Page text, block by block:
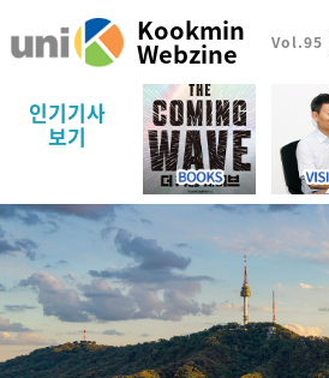
Kookmin
Webzine
Vol.95
인기기사
보기